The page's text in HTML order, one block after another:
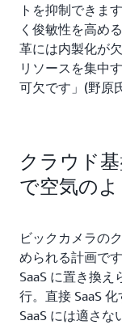
トを抑制できま
く俊敏性を高め
革には内製化が
リソースを集中
可欠です」(野原
クラウド
で空気の
ビックカメラの
められる計画で
SaaS に置き換え
行。直接 SaaS
SaaS には適さな